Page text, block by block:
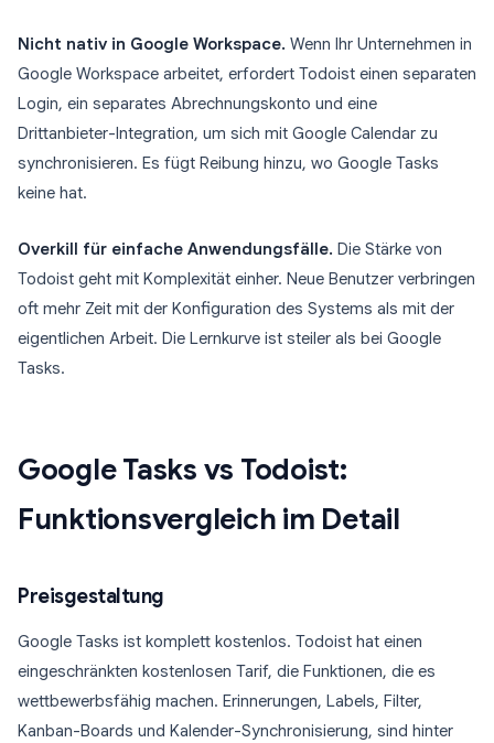
Nicht nativ in Google Workspace. Wenn Ihr Unternehmen in
Google Workspace arbeitet, erfordert Todoist einen separaten
Login, ein separates Abrechnungskonto und eine
Drittanbieter-Integration, um sich mit Google Calendar zu
synchronisieren. Es fügt Reibung hinzu, wo Google Tasks
keine hat.
Overkill für einfache Anwendungsfälle. Die Stärke von
Todoist geht mit Komplexität einher. Neue Benutzer verbringen
oft mehr Zeit mit der Konfiguration des Systems als mit der
eigentlichen Arbeit. Die Lernkurve ist steiler als bei Google
Tasks.
Google Tasks vs Todoist:
Funktionsvergleich im Detail
Preisgestaltung
Google Tasks ist komplett kostenlos. Todoist hat einen
eingeschränkten kostenlosen Tarif, die Funktionen, die es
wettbewerbsfähig machen. Erinnerungen, Labels, Filter,
Kanban-Boards und Kalender-Synchronisierung, sind hinter